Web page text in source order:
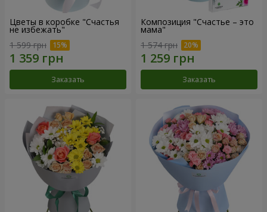
Цветы в коробке "Счастья
не избежать"
1 599 грн
Заказать
Композиция "Счастье – это
мама"
1 574 грн
Заказать